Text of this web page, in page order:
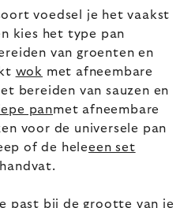
voedsel je het vaakst
kies het type pan
van groenten en
wok met afneembare
bereiden van sauzen en
panmet afneembare
voor de universele pan
of de heleeen set
past bij de grootte van je